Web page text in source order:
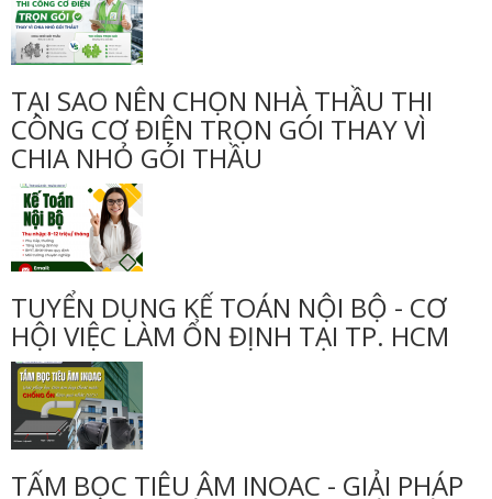
TẠI SAO NÊN CHỌN NHÀ THẦU THI
CÔNG CƠ ĐIỆN TRỌN GÓI THAY VÌ
CHIA NHỎ GÓI THẦU
TUYỂN DỤNG KẾ TOÁN NỘI BỘ - CƠ
HỘI VIỆC LÀM ỔN ĐỊNH TẠI TP. HCM
TẤM BỌC TIÊU ÂM INOAC - GIẢI PHÁP